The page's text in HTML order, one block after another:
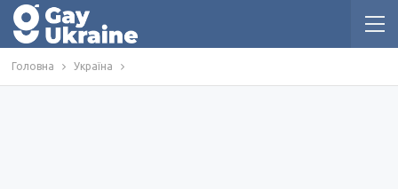
Головна Україна